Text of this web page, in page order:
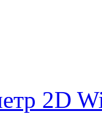
2D